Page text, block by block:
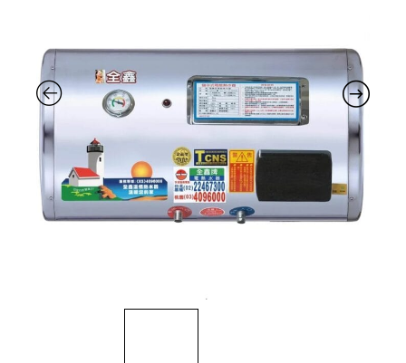
器
橫
掛
式
8~20
加
侖
數
量